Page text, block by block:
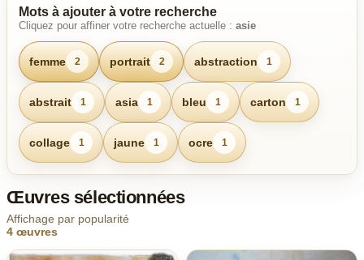
Mots à ajouter à votre recherche
Cliquez pour affiner votre recherche actuelle : asie
femme 2 portrait 2 abstraction 1
abstrait 1 asia 1 bleu 1 carton 1
collage 1 jaune 1 ocre 1
Œuvres sélectionnées
Affichage par popularité
4 œuvres